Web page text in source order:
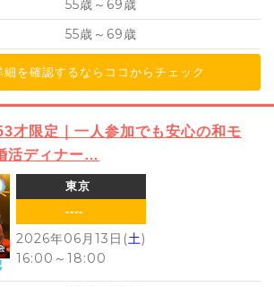
55歳～ 69歳
55歳～ 69歳
細を確認するならココからチェック
才限定｜一人参加でも安心の和モ
活ディナー…
東京
----
2026年06月13日(土)
16:00 ～ 18:00